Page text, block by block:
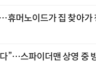
휴머노이드가 집 찾아가
”…스파이더맨 상영 중